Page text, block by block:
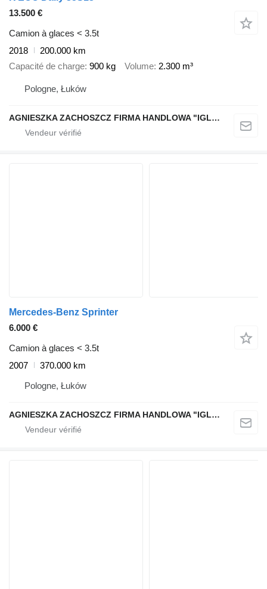
13.500 €
Camion à glaces < 3.5t
2018
200.000 km
Capacité de charge 900 kg Volume 2.300 m³
Pologne, Łuków
AGNIESZKA ZACHOSZCZ FIRMA HANDLOWA "IGLOIMPEX"
Mercedes-Benz Sprinter
6.000 €
Camion à glaces < 3.5t
2007
370.000 km
Pologne, Łuków
AGNIESZKA ZACHOSZCZ FIRMA HANDLOWA "IGLOIMPEX"